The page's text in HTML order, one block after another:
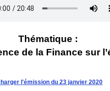
Thématique :
de la Finance sur
l'émission du 23 janvier 2020